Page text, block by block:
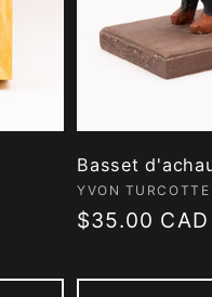
Basset
Fournisseur :
YVON TURCOTTE
Prix
$35.00 CAD